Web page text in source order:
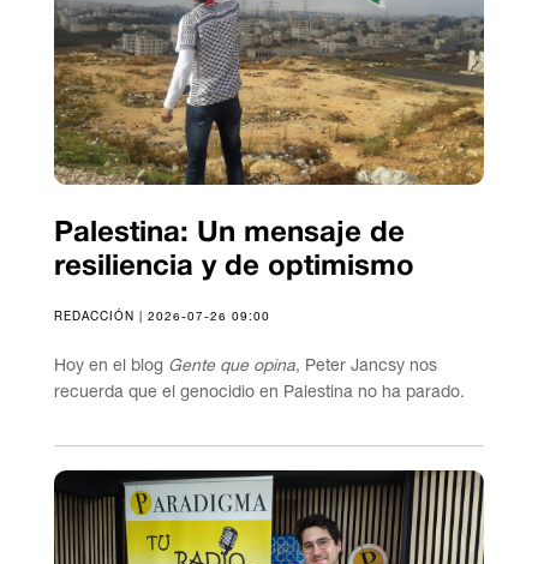
Palestina: Un mensaje de
resiliencia y de optimismo
REDACCIÓN | 2026-07-26 09:00
Hoy en el blog Gente que opina, Peter Jancsy nos
recuerda que el genocidio en Palestina no ha parado.